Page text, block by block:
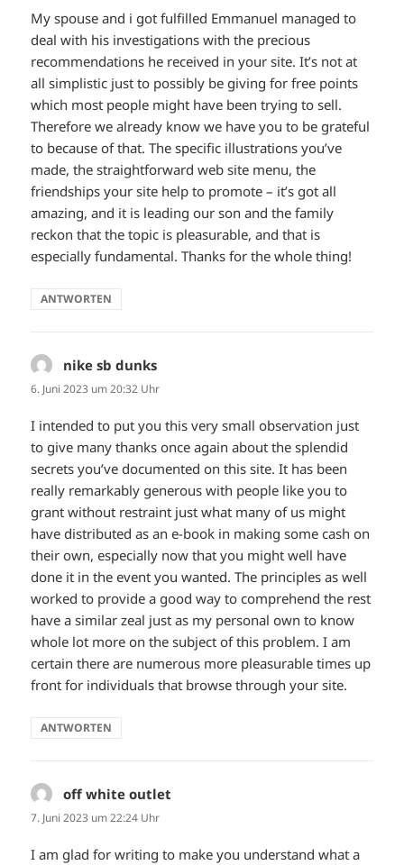
My spouse and i got fulfilled Emmanuel managed to
deal with his investigations with the precious
recommendations he received in your site. It’s not at
all simplistic just to possibly be giving for free points
which most people might have been trying to sell.
Therefore we already know we have you to be grateful
to because of that. The specific illustrations you’ve
made, the straightforward web site menu, the
friendships your site help to promote – it’s got all
amazing, and it is leading our son and the family
reckon that the topic is pleasurable, and that is
especially fundamental. Thanks for the whole thing!
ANTWORTEN
nike sb dunks
6. Juni 2023 um 20:32 Uhr
I intended to put you this very small observation just
to give many thanks once again about the splendid
secrets you’ve documented on this site. It has been
really remarkably generous with people like you to
grant without restraint just what many of us might
have distributed as an e-book in making some cash on
their own, especially now that you might well have
done it in the event you wanted. The principles as well
worked to provide a good way to comprehend the rest
have a similar zeal just as my personal own to know
whole lot more on the subject of this problem. I am
certain there are numerous more pleasurable times up
front for individuals that browse through your site.
ANTWORTEN
off white outlet
7. Juni 2023 um 22:24 Uhr
I am glad for writing to make you understand what a